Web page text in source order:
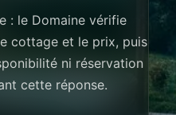
: le Domaine vérifie
cottage et le prix, puis
ni réservation
cette réponse.